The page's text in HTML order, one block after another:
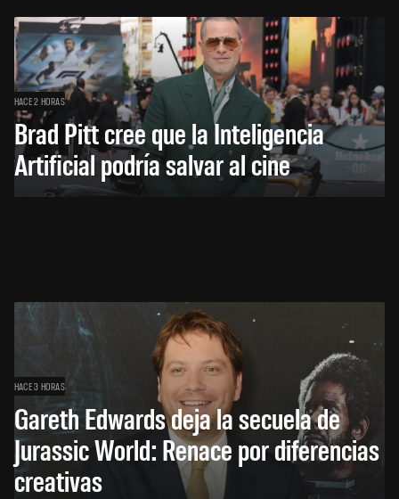
HACE 2 HORAS
Brad Pitt cree que la Inteligencia
Artificial podría salvar al cine
HACE 3 HORAS
Gareth Edwards deja la secuela de
Jurassic World: Renace por diferencias
creativas